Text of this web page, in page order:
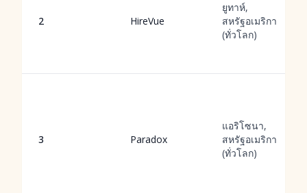
2 HireVue
ยูทาห์,
สหรัฐอเมริกา
(ทั่วโลก)
3 Paradox
แอริโซนา,
สหรัฐอเมริกา
(ทั่วโลก)